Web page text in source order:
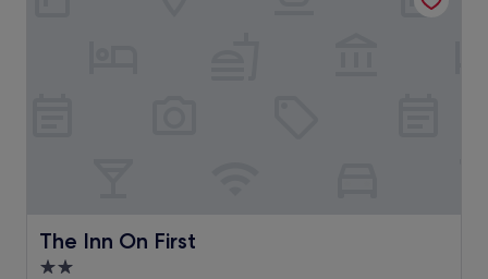
The Inn On First
The Inn On First
Hébergement